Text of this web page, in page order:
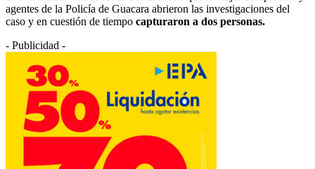
agentes de la Policía de Guacara abrieron las investigaciones del
caso y en cuestión de tiempo capturaron a dos personas.
- Publicidad -